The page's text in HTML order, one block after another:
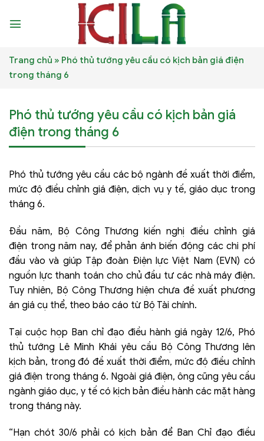
Trang chủ » Phó thủ tướng yêu cầu có kịch bản giá điện
trong tháng 6
Phó thủ tướng yêu cầu có kịch bản giá
điện trong tháng 6
Phó thủ tướng yêu cầu các bộ ngành đề xuất thời điểm,
mức độ điều chỉnh giá điện, dịch vụ y tế, giáo dục trong
tháng 6.
Đầu năm, Bộ Công Thương kiến nghị điều chỉnh giá
điện trong năm nay, để phản ánh biến động các chi phí
đầu vào và giúp Tập đoàn Điện lực Việt Nam (EVN) có
nguồn lực thanh toán cho chủ đầu tư các nhà máy điện.
Tuy nhiên, Bộ Công Thương hiện chưa đề xuất phương
án giá cụ thể, theo báo cáo từ Bộ Tài chính.
Tại cuộc họp Ban chỉ đạo điều hành giá ngày 12/6, Phó
thủ tướng Lê Minh Khái yêu cầu Bộ Công Thương lên
kịch bản, trong đó đề xuất thời điểm, mức độ điều chỉnh
giá điện trong tháng 6. Ngoài giá điện, ông cũng yêu cầu
ngành giáo dục, y tế có kịch bản điều hành các mặt hàng
trong tháng này.
“Hạn chót 30/6 phải có kịch bản để Ban Chỉ đạo điều